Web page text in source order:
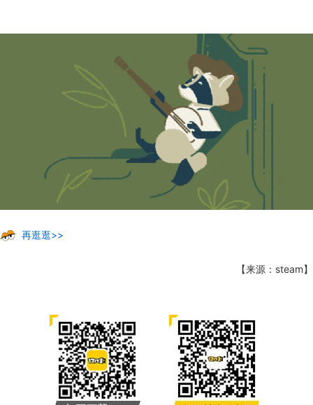
再逛逛>>
【来源：steam】